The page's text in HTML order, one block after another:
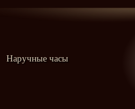
Наручные часы